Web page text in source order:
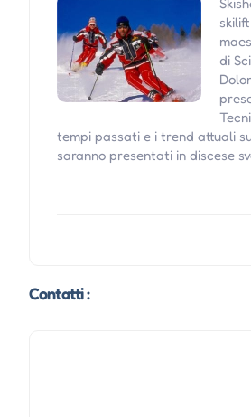
di
tempi passati e i trend attuali
saranno presentati in discese
Contatti :